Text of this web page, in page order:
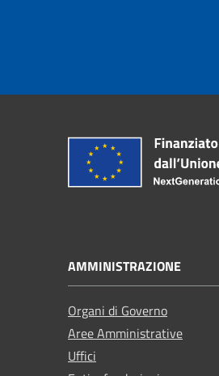
AMMINISTRAZIONE
Organi di Governo
Aree Amministrative
Uffici